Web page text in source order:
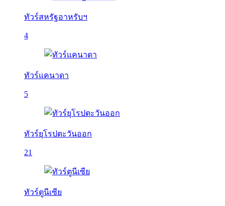
ทัวร์สหรัฐอาหรับฯ
4
ทัวร์แคนาดา
5
ทัวร์ยุโรปตะวันออก
21
ทัวร์ตูนีเซีย